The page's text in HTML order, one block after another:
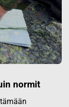
normit